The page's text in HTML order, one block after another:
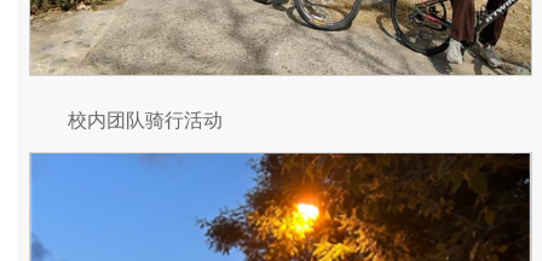
校内团队骑行活动